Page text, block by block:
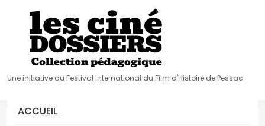
Une initiative du Festival International du Film d'Histoire de Pessac
ACCUEIL